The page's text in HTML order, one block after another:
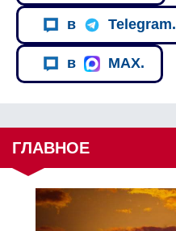
в Telegram.
в MAX.
ГЛАВНОЕ